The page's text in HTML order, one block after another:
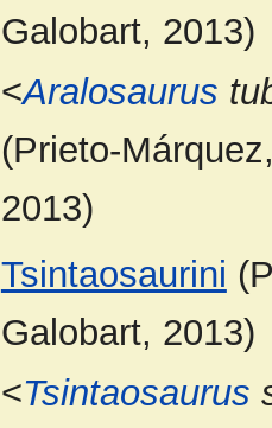
Galobart, 2013)
<Aralosaurus
(Prieto-
2013)
Tsintaosaurini
Galobart, 2013)
<Tsintaosaurus